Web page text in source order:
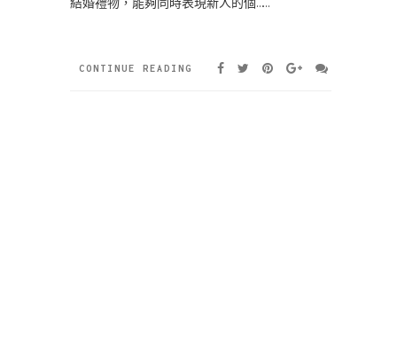
結婚禮物，能夠同時表現新人的個……
CONTINUE READING